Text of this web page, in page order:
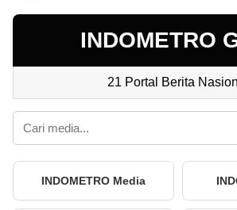
INDOMETRO
21 Portal Berita
INDOMETRO Media